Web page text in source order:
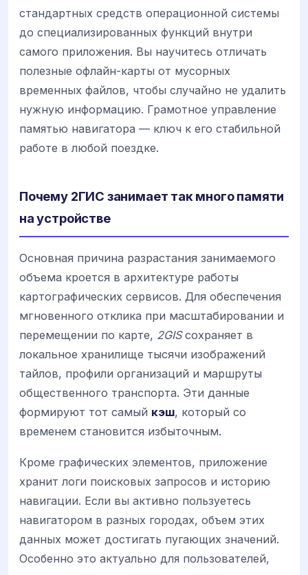
стандартных средств операционной системы
до специализированных функций внутри
самого приложения. Вы научитесь отличать
полезные офлайн-карты от мусорных
временных файлов, чтобы случайно не удалить
нужную информацию. Грамотное управление
памятью навигатора — ключ к его стабильной
работе в любой поездке.
Почему 2ГИС занимает так много памяти
на устройстве
Основная причина разрастания занимаемого
объема кроется в архитектуре работы
картографических сервисов. Для обеспечения
мгновенного отклика при масштабировании и
перемещении по карте, 2GISсохраняет в
локальное хранилище тысячи изображений
тайлов, профили организаций и маршруты
общественного транспорта. Эти данные
формируют тот самый кэш, который со
временем становится избыточным.
Кроме графических элементов, приложение
хранит логи поисковых запросов и историю
навигации. Если вы активно пользуетесь
навигатором в разных городах, объем этих
данных может достигать пугающих значений.
Особенно это актуально для пользователей,